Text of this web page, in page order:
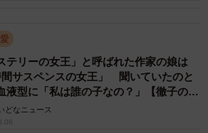
テリーの女王」と呼ばれた作家の娘は
間サスペンスの女王」 聞いていたのと
液型に「私は誰の子なの？」【徹子の部
どなニュース